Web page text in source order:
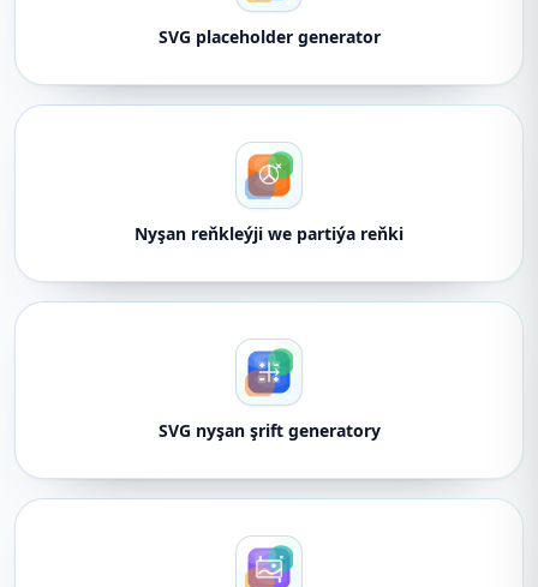
SVG placeholder generator
Nyşan reňkleýji we partiýa reňki
SVG nyşan şrift generatory